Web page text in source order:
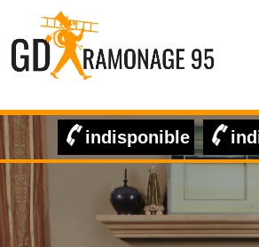
indisponible